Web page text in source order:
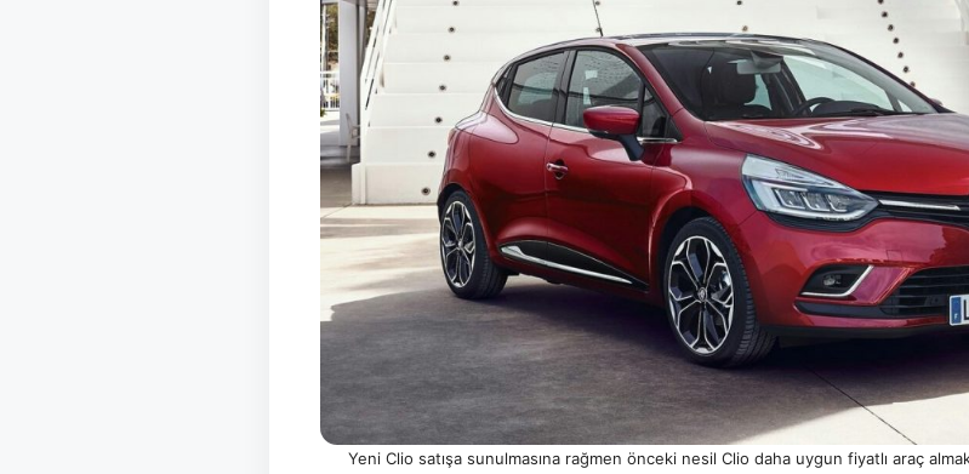
Yeni Clio satışa sunulmasına rağmen önceki nesil Clio daha uygun fiyatlı araç